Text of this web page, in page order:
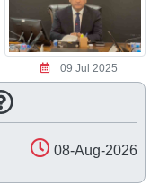
09 Jul 2025
08-Aug-2026